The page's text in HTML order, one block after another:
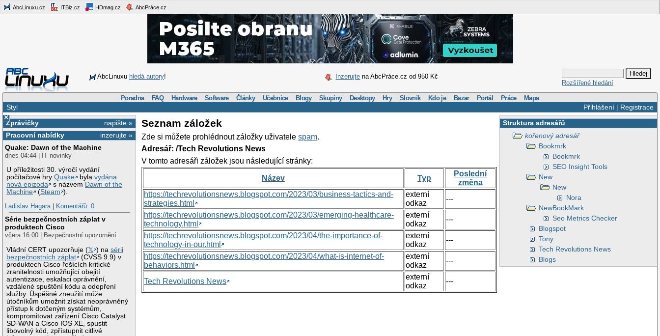
AbcLinuxu.cz ITBiz.cz HDmag.cz AbcPráce.cz
AbcLinuxu hledá autory! Inzerujte na AbcPráce.cz od 950 Kč
Rozšířené hledání
Poradna FAQ Hardware Software Články Učebnice Blogy Skupiny Desktopy Hry Slovník Kdo je Bazar Portál Práce Mapa
Přihlášení| Registrace
Styl
×
napište »
Zprávičky
inzerujte »
Pracovní nabídky
Quake: Dawn of the Machine
dnes 04:44 | IT novinky
U příležitosti 30. výročí vydání
počítačové hryQuake bylavydána
nová epizoda
s názvem Dawn of the
Machine
(Steam ).
Ladislav Hagara| Komentářů: 0
Série bezpečnostních záplat v
produktech Cisco
včera 16:00 | Bezpečnostní upozornění
Vládní CERT upozorňuje (𝕏 ) nasérii
bezpečnostních záplat
(CVSS 9.9) v
produktech Cisco řešících kritické
zranitelnosti umožňující obejití
autentizace, eskalaci oprávnění,
vzdálené spuštění kódu a odepření
služby. Úspěšné zneužití může
útočníkům umožnit získat neoprávněný
přístup k dotčeným systémům,
kompromitovat zařízení Cisco Catalyst
SD-WAN a Cisco IOS XE, spustit
libovolný kód, zpřístupnit citlivé
Struktura adresářů
kořenový adresář
Bookmrk
Bookmrk
SEO Insight Tools
New
New
Nora
NewBookMark
Seo Metrics Checker
Blogspot
Tony
Tech Revolutions News
Blogs
Seznam záložek
Zde si můžete prohlédnout záložky uživatelespam.
Adresář: /Tech Revolutions News
V tomto adresáři záložek jsou následující stránky:
Název Typ
Poslední
změna
https://techrevolutionsnews.blogspot.com/2023/03/business-tactics-and-
strategies.html
externí
odkaz
---
https://techrevolutionsnews.blogspot.com/2023/03/emerging-healthcare-
technology.html
externí
odkaz
---
https://techrevolutionsnews.blogspot.com/2023/04/the-importance-of-
technology-in-our.html
externí
odkaz
---
https://techrevolutionsnews.blogspot.com/2023/04/what-is-internet-of-
behaviors.html
externí
odkaz
---
Tech Revolutions News
externí
odkaz
---